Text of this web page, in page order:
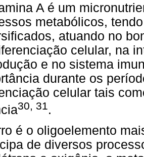
A é um
metabólicos,
atuando no
celular, na
e no sistema
durante os
celular tais
30, 31.
é o oligoelemento
de diversos